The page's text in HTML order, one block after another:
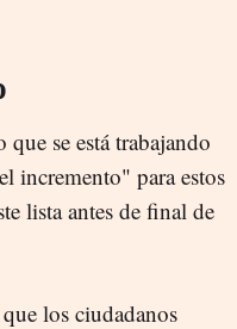
que se está trabajando
incremento" para estos
lista antes de final de
los ciudadanos